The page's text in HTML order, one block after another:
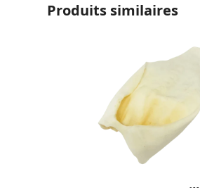
Produits similaires